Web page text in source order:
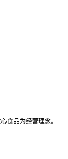
食品为经营理念。